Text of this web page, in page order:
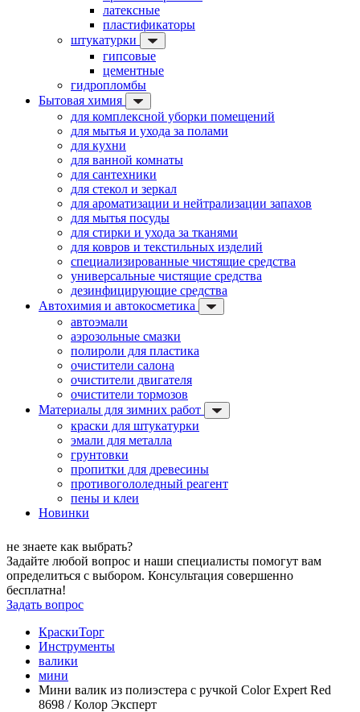
латексные
пластификаторы
штукатурки
гипсовые
цементные
гидропломбы
Бытовая химия
для комплексной уборки помещений
для мытья и ухода за полами
для кухни
для ванной комнаты
для сантехники
для стекол и зеркал
для ароматизации и нейтрализации запахов
для мытья посуды
для стирки и ухода за тканями
для ковров и текстильных изделий
специализированные чистящие средства
универсальные чистящие средства
дезинфицирующие средства
Автохимия и автокосметика
автоэмали
аэрозольные смазки
полироли для пластика
очистители салона
очистители двигателя
очистители тормозов
Материалы для зимних работ
краски для штукатурки
эмали для металла
грунтовки
пропитки для древесины
противогололедный реагент
пены и клеи
Новинки
не знаете как выбрать?
Задайте любой вопрос и наши специалисты помогут вам
определиться с выбором. Консультация совершенно
бесплатна!
Задать вопрос
КраскиТорг
Инструменты
валики
мини
Мини валик из полиэстера с ручкой Color Expert Red
8698 / Колор Эксперт